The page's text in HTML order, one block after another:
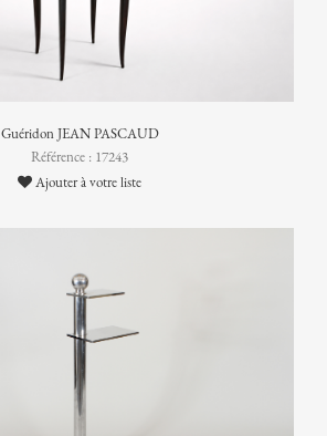
Guéridon JEAN PASCAUD
Référence : 17243
Ajouter à votre liste